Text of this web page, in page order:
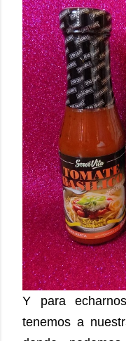
Y para
tenemos a